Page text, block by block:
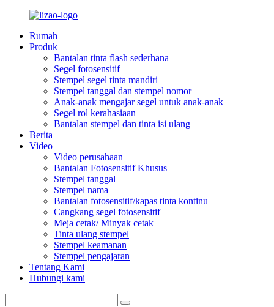
Rumah
Produk
Bantalan tinta flash sederhana
Segel fotosensitif
Stempel segel tinta mandiri
Stempel tanggal dan stempel nomor
Anak-anak mengajar segel untuk anak-anak
Segel rol kerahasiaan
Bantalan stempel dan tinta isi ulang
Berita
Video
Video perusahaan
Bantalan Fotosensitif Khusus
Stempel tanggal
Stempel nama
Bantalan fotosensitif/kapas tinta kontinu
Cangkang segel fotosensitif
Meja cetak/ Minyak cetak
Tinta ulang stempel
Stempel keamanan
Stempel pengajaran
Tentang Kami
Hubungi kami